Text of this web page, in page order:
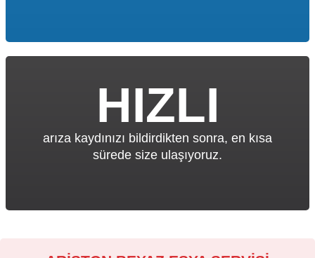
HIZLI
arıza kaydınızı bildirdikten sonra, en kısa
sürede size ulaşıyoruz.